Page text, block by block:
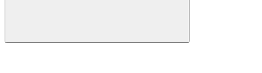
Buscar